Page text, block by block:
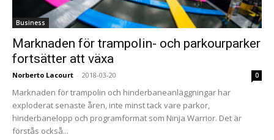
Business
Marknaden för trampolin- och parkourparker
fortsätter att växa
Norberto Lacourt - 2018-03-20 0
Marknaden för trampolin och hinderbaneanläggningar har
exploderat senaste åren, inte minst tack vare parkor,
hinderbanelopp och programformat som Ninja Warrior. Det är
förstås också...